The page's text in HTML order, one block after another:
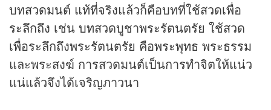
บทสวดมนต์ แท้ที่จริงแล้วก็คือบทที่ใช้สวดเพื่อ
ระลึกถึง เช่น บทสวดบูชาพระรัตนตรัย ใช้สวด
เพื่อระลึกถึงพระรัตนตรัย คือพระพุทธ พระธรรม
และพระสงฆ์ การสวดมนต์เป็นการทำจิตให้แน่ว
แน่แล้วจึงได้เจริญภาวนา